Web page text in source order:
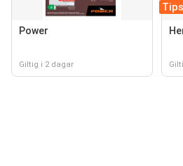
Power
Giltig i 2 dagar
Tips